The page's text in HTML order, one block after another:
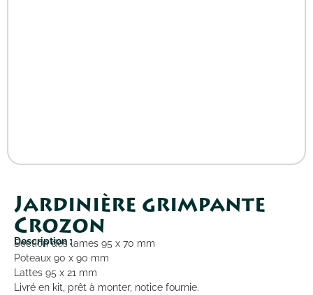
Jardinière grimpante
Crozon
Description :
Section des lames 95 x 70 mm
Poteaux 90 x 90 mm
Lattes 95 x 21 mm
Livré en kit, prêt à monter, notice fournie.